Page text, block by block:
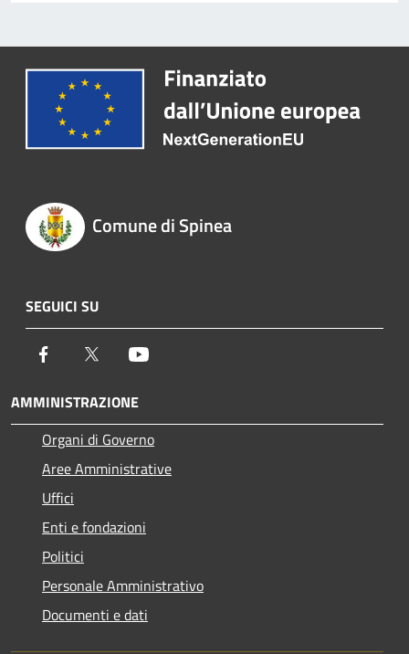
Comune di Spinea
SEGUICI SU
Facebook Twitter
AMMINISTRAZIONE
Organi di Governo
Aree Amministrative
Uffici
Enti e fondazioni
Politici
Personale Amministrativo
Documenti e dati